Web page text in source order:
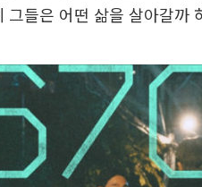
그들은 어떤 삶을 살아갈까